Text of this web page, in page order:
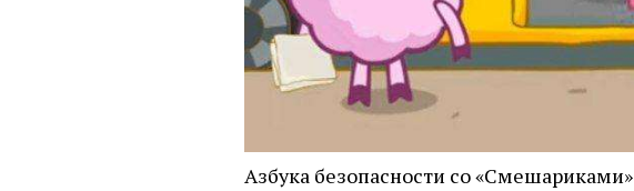
Азбука безопасности со «Смешариками»